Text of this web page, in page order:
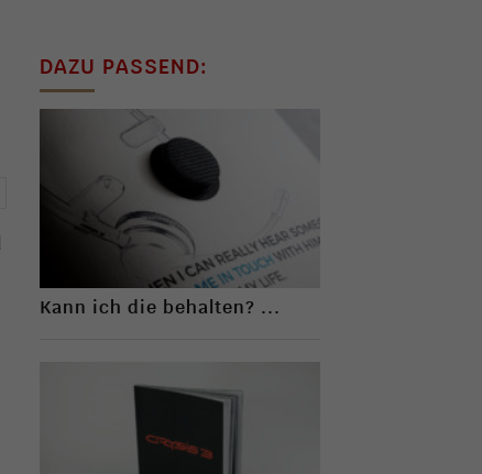
DAZU PASSEND:
Kann ich die behalten? ...